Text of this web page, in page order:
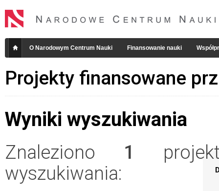
O Narodowym Centrum Nauki Finansowanie nauki
Projekty finansowane
Wyniki wyszukiwania
Znaleziono 1
wyszukiwania: